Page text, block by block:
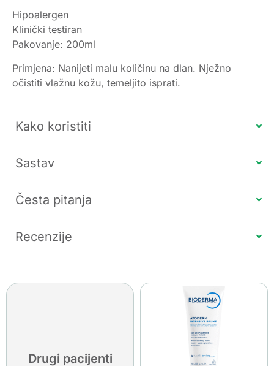
Hipoalergen
Klinički testiran
Pakovanje: 200ml
Primjena: Nanijeti malu količinu na dlan. Nježno
očistiti vlažnu kožu, temeljito isprati.
Kako koristiti
Sastav
Česta pitanja
Recenzije
Drugi pacijenti